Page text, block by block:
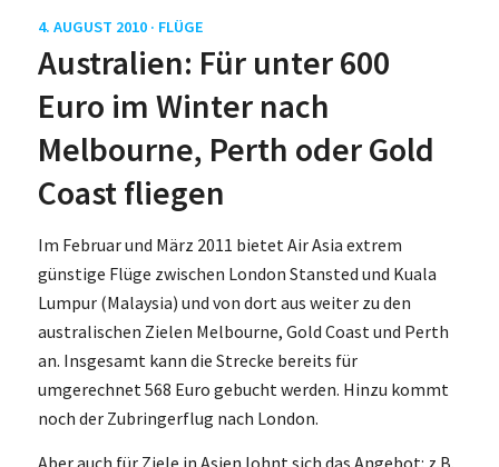
4. AUGUST 2010 · FLÜGE
Australien: Für unter 600
Euro im Winter nach
Melbourne, Perth oder Gold
Coast fliegen
Im Februar und März 2011 bietet Air Asia extrem
günstige Flüge zwischen London Stansted und Kuala
Lumpur (Malaysia) und von dort aus weiter zu den
australischen Zielen Melbourne, Gold Coast und Perth
an. Insgesamt kann die Strecke bereits für
umgerechnet 568 Euro gebucht werden. Hinzu kommt
noch der Zubringerflug nach London.